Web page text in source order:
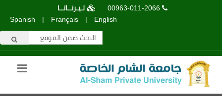
00963-011-2066
لـيـرنــاتــا
English
|
Français
|
Spanish